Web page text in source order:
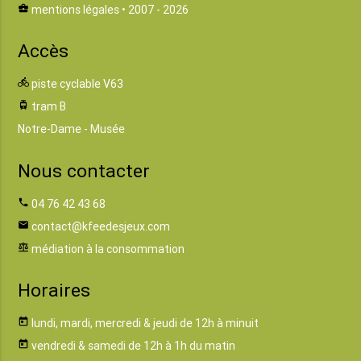
business_center mentions légales • 2007 - 2026
Accès
directions_bike piste cyclable V63
tram tram B
Notre-Dame - Musée
Nous contacter
phone 04 76 42 43 68
email contact@kfeedesjeux.com
balance médiation à la consommation
Horaires
today lundi, mardi, mercredi & jeudi de 12h à minuit
today vendredi & samedi de 12h à 1h du matin